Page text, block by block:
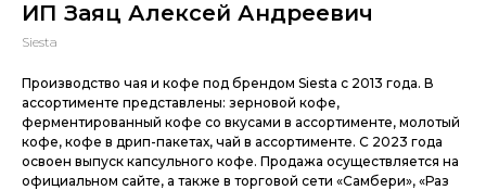
ИП Заяц Алексей Андреевич
Siesta
Производство чая и кофе под брендом Siesta с 2013 года. В
ассортименте представлены: зерновой кофе,
ферментированный кофе со вкусами в ассортименте, молотый
кофе, кофе в дрип-пакетах, чай в ассортименте. С 2023 года
освоен выпуск капсульного кофе. Продажа осуществляется на
официальном сайте, а также в торговой сети «Самбери», «Раз